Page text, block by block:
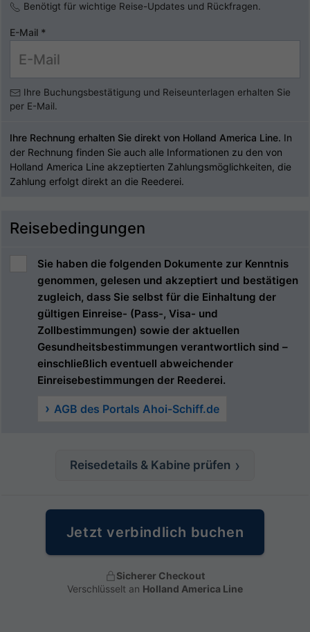
Benötigt für wichtige Reise-Updates und Rückfragen.
E-Mail *
Ihre Buchungsbestätigung und Reiseunterlagen erhalten Sie
per E-Mail.
Ihre Rechnung erhalten Sie direkt von Holland America Line. In
der Rechnung finden Sie auch alle Informationen zu den von
Holland America Line akzeptierten Zahlungsmöglichkeiten, die
Zahlung erfolgt direkt an die Reederei.
Reisebedingungen
Sie haben die folgenden Dokumente zur Kenntnis
genommen, gelesen und akzeptiert und bestätigen
zugleich, dass Sie selbst für die Einhaltung der
gültigen Einreise- (Pass-, Visa- und
Zollbestimmungen) sowie der aktuellen
Gesundheitsbestimmungen verantwortlich sind –
einschließlich eventuell abweichender
Einreisebestimmungen der Reederei.
AGB des Portals Ahoi-Schiff.de
Reisedetails & Kabine prüfen
Jetzt verbindlich buchen
Sicherer Checkout
Verschlüsselt an Holland America Line